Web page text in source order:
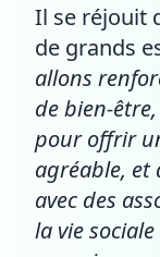
Il se réjouit
de grands
allons
de bien-
pour offrir
agréable, et
avec des
la vie